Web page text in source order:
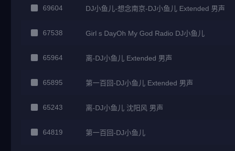
69604 DJ小鱼儿-想念南京-DJ小鱼儿 Extended 男声
67538 Girl s DayOh My God Radio DJ小鱼儿
65964 离-DJ小鱼儿 Extended 男声
65895 第一百回-DJ小鱼儿 Extended 男声
65243 离-DJ小鱼儿 沈阳风 男声
64819 第一百回-DJ小鱼儿